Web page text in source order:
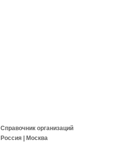
Справочник организаций
Россия | Москва